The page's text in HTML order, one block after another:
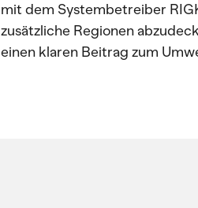
mit dem Systembetreiber
zusätzliche Regionen
einen klaren Beitrag zum